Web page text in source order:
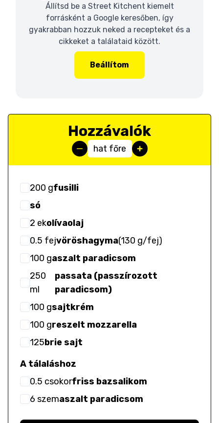
Állítsd be a Street Kitchent kiemelt
forrásként a Google keresőben, így
gyakrabban hozzuk neked a recepteket és a
cikkeket a találataid között.
Beállítom
Hozzávalók
hat főre
200 gfusilli
só
2 ekolívaolaj
0.5 fejvöröshagyma(130 g/fej)
100 gaszalt paradicsom
250
ml
passata (passzírozott
paradicsom)
100 gsajtkrém
100 greszelt mozzarella
125brie sajt
A tálaláshoz
0.5 csokorfriss bazsalikom
6 szemaszalt paradicsom